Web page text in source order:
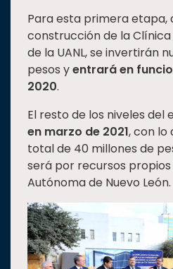
Para esta primera etapa,
construcción de la Clínica
de la UANL, se invertirán
pesos yentrará en
2020.
El resto de los niveles del
en marzo de 2021, con lo
total de 40 millones de
será por recursos
Autónoma de Nuevo León.